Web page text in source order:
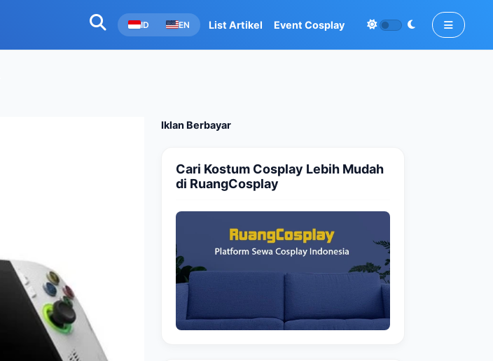
ID EN List Artikel Event Cosplay
Iklan Berbayar
Cari Kostum Cosplay Lebih Mudah
di RuangCosplay